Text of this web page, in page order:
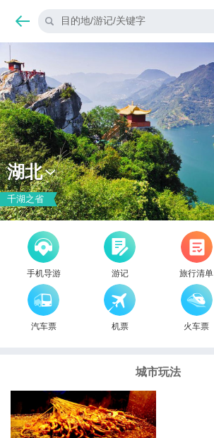
目的地/游记/关键字
湖北
千湖之省
手机导游 游记 旅行清单
汽车票 机票 火车票
城市玩法